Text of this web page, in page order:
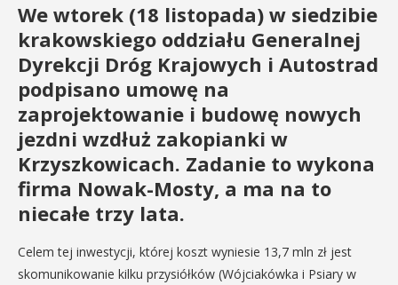
We wtorek (18 listopada) w siedzibie
krakowskiego oddziału Generalnej
Dyrekcji Dróg Krajowych i Autostrad
podpisano umowę na
zaprojektowanie i budowę nowych
jezdni wzdłuż zakopianki w
Krzyszkowicach. Zadanie to wykona
firma Nowak-Mosty, a ma na to
niecałe trzy lata.
Celem tej inwestycji, której koszt wyniesie 13,7 mln zł jest
skomunikowanie kilku przysiółków (Wójciakówka i Psiary w